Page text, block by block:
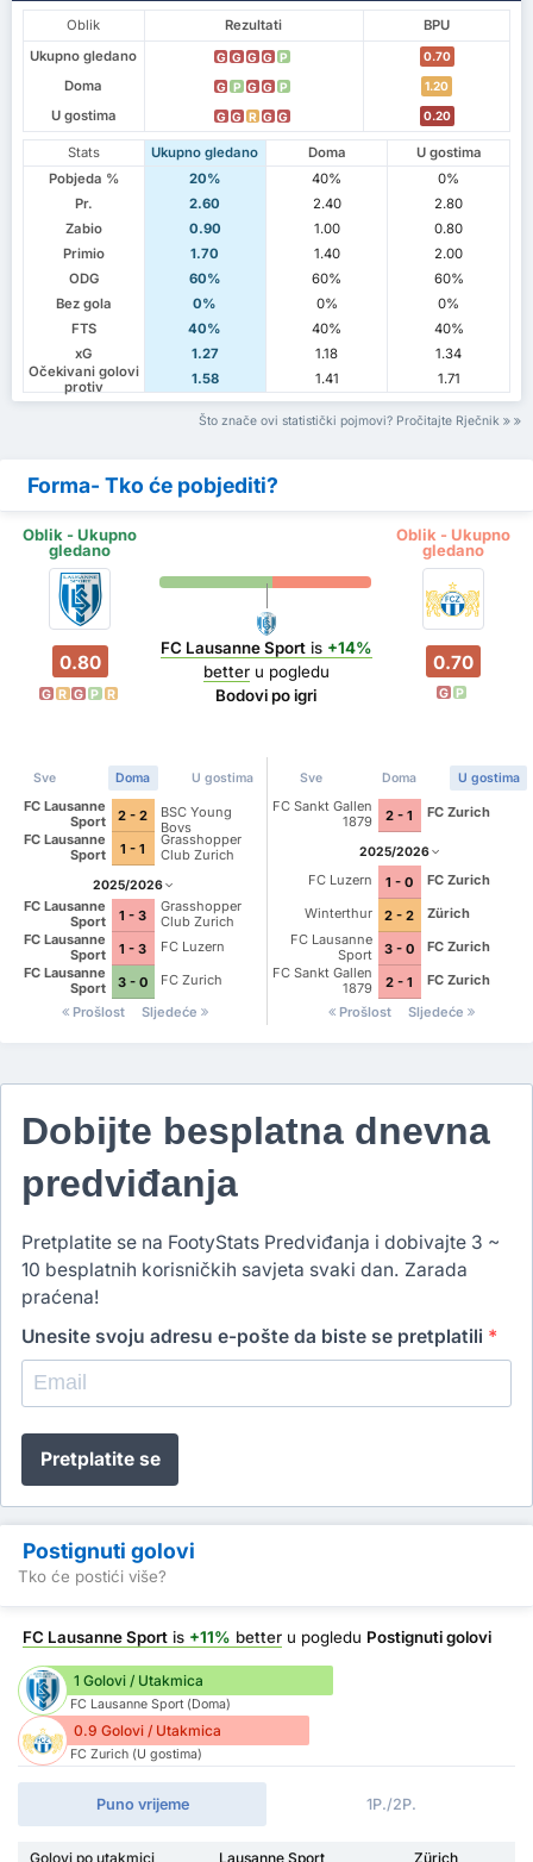
Oblik Rezultati
BPU
Ukupno gledano
G G G G P 0.70
Doma G P G G P 1.20
U gostima G G R G G 0.20
Stats Ukupno gledano Doma
U gostima
Pobjeda %
20% 40%
0%
Pr.
2.60 2.40
2.80
Zabio
0.90 1.00
0.80
Primio
1.70 1.40
2.00
ODG
60% 60%
60%
Bez gola
0% 0%
0%
FTS
40% 40%
40%
xG
1.27 1.18
1.34
Očekivani golovi
protiv
1.58 1.41 1.71
Što znače ovi statistički pojmovi? Pročitajte Rječnik
Forma- Tko će pobjediti?
Oblik - Ukupno
gledano
Oblik - Ukupno
gledano
0.80
G R G P R
FC Lausanne Sportis +14%
betteru pogledu
Bodovi po igri
0.70
G P
Sve Doma U gostima
FC Lausanne
Sport
2 - 2
BSC Young
Boys
FC Lausanne
Sport
1 - 1
Grasshopper
Club Zurich
2025/2026
FC Lausanne
Sport
1 - 3
Grasshopper
Club Zurich
FC Lausanne
Sport
1 - 3
FC Luzern
FC Lausanne
Sport
3 - 0
FC Zurich
Prošlost
Sljedeće
Sve Doma U gostima
FC Sankt Gallen
1879
2 - 1 FC Zurich
2025/2026
FC Luzern 1 - 0
FC Zurich
Winterthur
2 - 2
Zürich
FC Lausanne
Sport
3 - 0
FC Zurich
FC Sankt Gallen
1879
2 - 1
FC Zurich
Prošlost
Sljedeće
Dobijte besplatna dnevna
predviđanja
Pretplatite se na FootyStats Predviđanja i dobivajte 3 ~
10 besplatnih korisničkih savjeta svaki dan. Zarada
praćena!
Unesite svoju adresu e-pošte da biste se pretplatili *
Pretplatite se
Postignuti golovi
Tko će postići više?
FC Lausanne Sport is +11% better u pogledu Postignuti golovi
1 Golovi / Utakmica
FC Lausanne Sport (Doma)
0.9 Golovi / Utakmica
FC Zurich (U gostima)
Puno vrijeme 1P./2P.
Golovi po utakmici Lausanne Sport Zürich